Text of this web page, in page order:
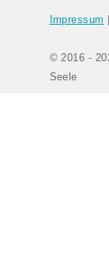
Impressum
© 2016 -
Seele